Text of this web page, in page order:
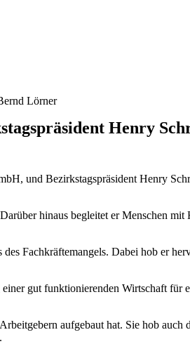
Lörner
Henry
und Bezirkstagspräsident Henry
hinaus begleitet er Menschen mit
Fachkräftemangels. Dabei hob er
gut funktionierenden Wirtschaft für
aufgebaut hat. Sie hob auch